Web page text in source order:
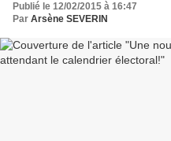
Publié le 12/02/2015 à 16:47
Par Arsène SEVERIN